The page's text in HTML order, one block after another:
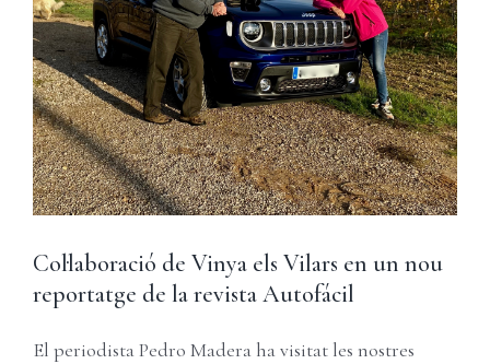
Col·laboració de Vinya els Vilars en un nou
reportatge de la revista Autofácil
El periodista Pedro Madera ha visitat les nostres